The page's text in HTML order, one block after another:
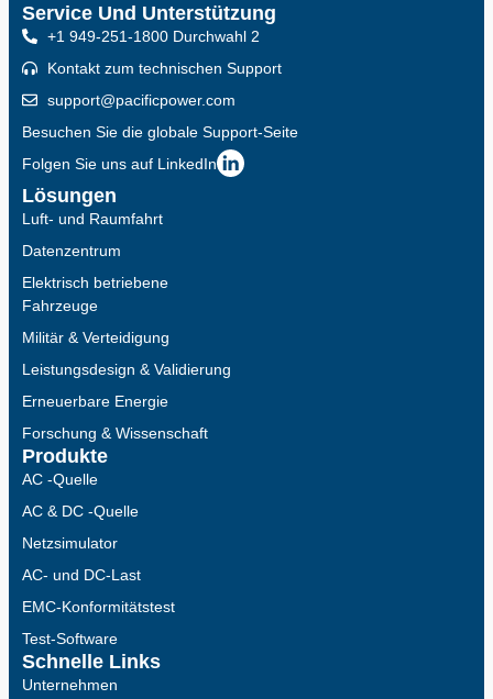
Lösungen
Luft- und Raumfahrt
Datenzentrum
Elektrisch betriebene
Fahrzeuge
Militär & Verteidigung
Leistungsdesign & Validierung
Erneuerbare Energie
Forschung & Wissenschaft
Produkte
AC -Quelle
AC & DC -Quelle
Netzsimulator
AC- und DC-Last
EMC-Konformitätstest
Test-Software
Schnelle Links
Unternehmen
Service Und Unterstützung
+1 949-251-1800 Durchwahl 2
Kontakt zum technischen Support
support@pacificpower.com
Besuchen Sie die globale Support-Seite
Folgen Sie uns auf LinkedIn